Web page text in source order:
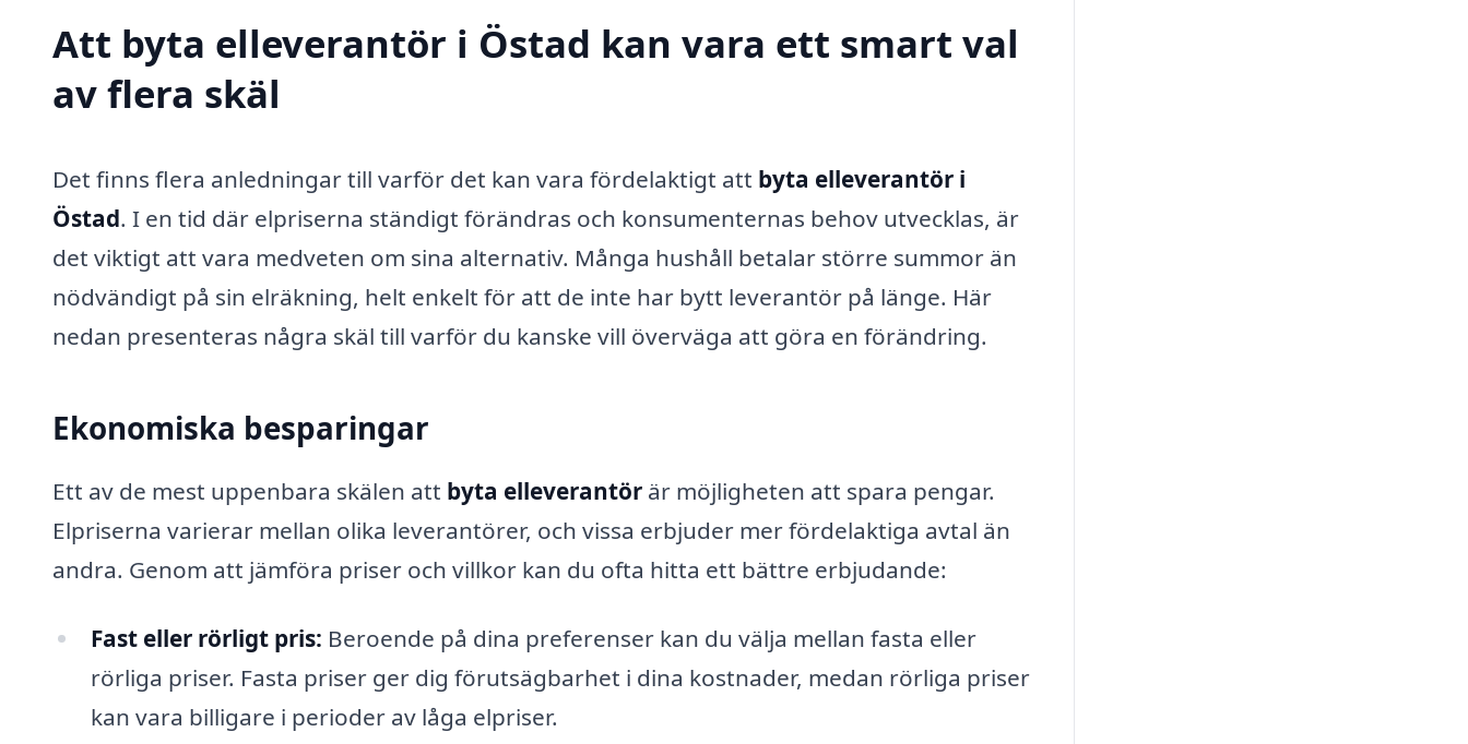
Att byta elleverantör i Östad kan vara ett smart val
av flera skäl
Det finns flera anledningar till varför det kan vara fördelaktigt att byta elleverantör i
Östad. I en tid där elpriserna ständigt förändras och konsumenternas behov utvecklas, är
det viktigt att vara medveten om sina alternativ. Många hushåll betalar större summor än
nödvändigt på sin elräkning, helt enkelt för att de inte har bytt leverantör på länge. Här
nedan presenteras några skäl till varför du kanske vill överväga att göra en förändring.
Ekonomiska besparingar
Ett av de mest uppenbara skälen att byta elleverantör är möjligheten att spara pengar.
Elpriserna varierar mellan olika leverantörer, och vissa erbjuder mer fördelaktiga avtal än
andra. Genom att jämföra priser och villkor kan du ofta hitta ett bättre erbjudande:
Fast eller rörligt pris: Beroende på dina preferenser kan du välja mellan fasta eller
rörliga priser. Fasta priser ger dig förutsägbarhet i dina kostnader, medan rörliga priser
kan vara billigare i perioder av låga elpriser.